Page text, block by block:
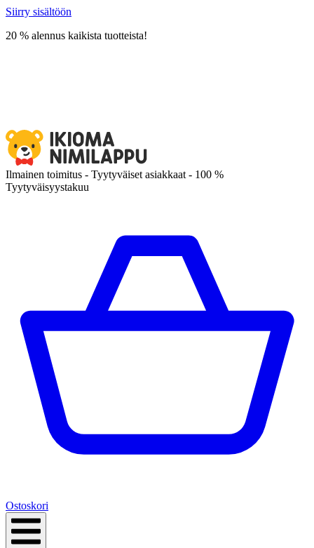
Siirry sisältöön
20 % alennus kaikista tuotteista!
Ilmainen toimitus - Tyytyväiset asiakkaat - 100 %
Tyytyväisyystakuu
Ostoskori